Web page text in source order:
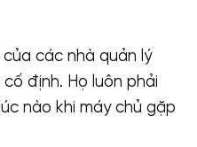
của các nhà quản lý
định. Họ luôn phải
nào khi máy chủ gặp